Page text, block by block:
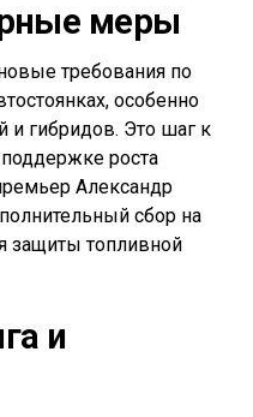
меры
требования по
особенно
и гибридов. Это шаг к
роста
Александр
сбор на
защиты топливной
и